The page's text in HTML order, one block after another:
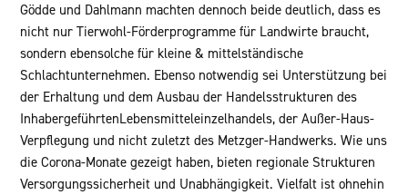
Gödde und Dahlmann machten dennoch beide deutlich, dass es
nicht nur Tierwohl-Förderprogramme für Landwirte braucht,
sondern ebensolche für kleine & mittelständische
Schlachtunternehmen. Ebenso notwendig sei Unterstützung bei
der Erhaltung und dem Ausbau der Handelsstrukturen des
InhabergeführtenLebensmitteleinzelhandels, der Außer-Haus-
Verpflegung und nicht zuletzt des Metzger-Handwerks. Wie uns
die Corona-Monate gezeigt haben, bieten regionale Strukturen
Versorgungssicherheit und Unabhängigkeit. Vielfalt ist ohnehin